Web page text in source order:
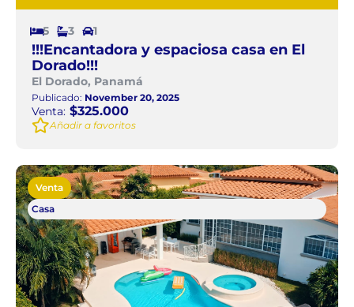
5 3 1
!!!Encantadora y espaciosa casa en El
Dorado!!!
El Dorado, Panamá
Publicado: November 20, 2025
Venta: $325.000
Añadir a favoritos
Venta
Casa